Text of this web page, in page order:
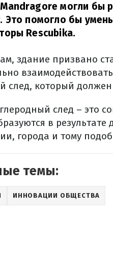
могли бы
Это помогло бы
Rescubika.
здание призвано
след, который
след – это
в
города и тому
темы:
ИННОВАЦИИ ОБЩЕСТВА